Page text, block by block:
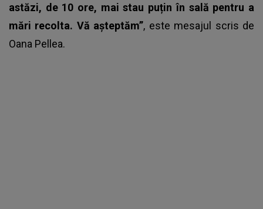
astăzi, de 10 ore, mai stau puțin în sală pentru a
mări recolta. Vă așteptăm”, este mesajul scris de
Oana Pellea.